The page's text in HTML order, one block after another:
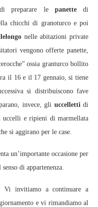
preparare le panettedi
chicchi di granoturco e poi
nelle abitazioni private
vengono offerte panette,
ossia granturco bollito
il 16 e il 17 gennaio, si tiene
si distribuiscono fave
invece, gli uccelletti di
uccelli e ripieni di marmellata
si aggirano per le case.
un’importante occasione per
di appartenenza.
Vi invitiamo a continuare a
e vi rimandiamo al